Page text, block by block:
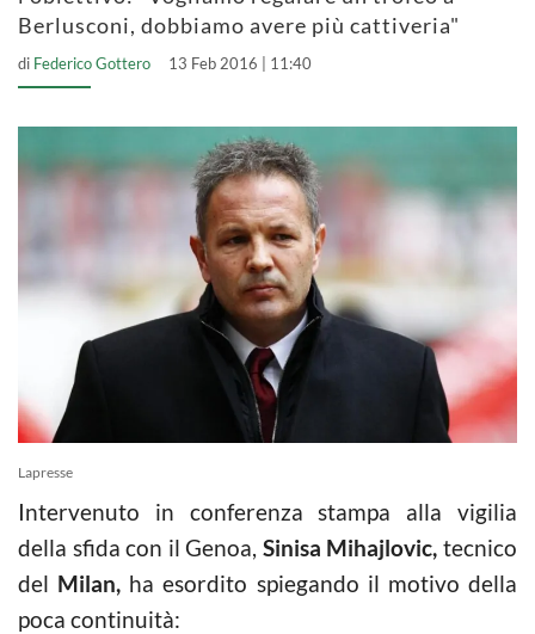
Berlusconi, dobbiamo avere più cattiveria"
di Federico Gottero 13 Feb 2016 | 11:40
Lapresse
Intervenuto in conferenza stampa alla vigilia
della sfida con il Genoa, Sinisa Mihajlovic, tecnico
del Milan, ha esordito spiegando il motivo della
poca continuità: